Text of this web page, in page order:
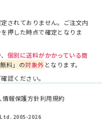
されておりません。ご注文内
押した時点で確定となりま
個別に送料がかかっている商
料」の対象外 となります。
認ください。
情報保護方針利用規約
2005-2026